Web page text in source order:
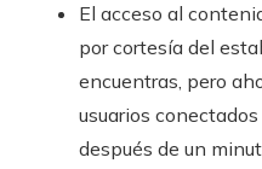
El acceso al
por cortesía del
encuentras, pero
usuarios
después de un